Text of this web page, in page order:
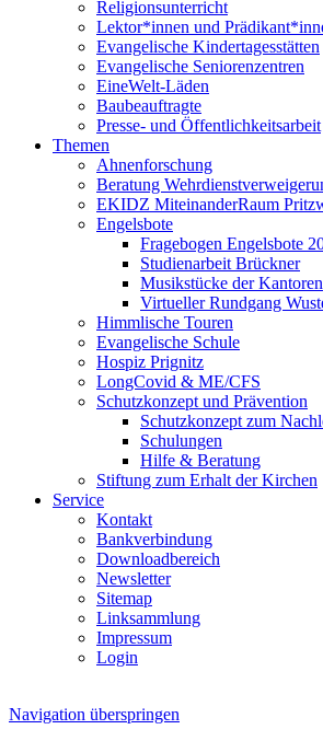
Religionsunterricht
Lektor*innen und
Evangelische Kindertagesstätten
Evangelische Seniorenzentren
EineWelt-Läden
Baubeauftragte
Presse- und Öffentlichkeitsarbeit
Themen
Ahnenforschung
Beratung
EKIDZ MiteinanderRaum
Engelsbote
Fragebogen Engelsbote
Studienarbeit Brückner
Musikstücke der Kantoren
Virtueller Rundgang
Himmlische Touren
Evangelische Schule
Hospiz Prignitz
LongCovid & ME/CFS
Schutzkonzept und Prävention
Schutzkonzept zum
Schulungen
Hilfe & Beratung
Stiftung zum Erhalt der Kirchen
Service
Kontakt
Bankverbindung
Downloadbereich
Newsletter
Sitemap
Linksammlung
Impressum
Login
Navigation überspringen